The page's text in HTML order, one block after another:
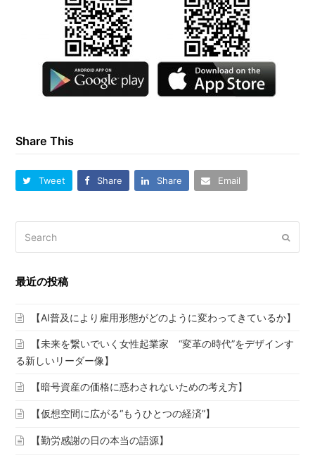
Share This
Tweet Share Share Email
最近の投稿
【AI普及により雇用形態がどのように変わってきているか】
【未来を繋いでいく女性起業家 “変革の時代”をデザインす
る新しいリーダー像】
【暗号資産の価格に惑わされないための考え方】
【仮想空間に広がる“もうひとつの経済”】
【勤労感謝の日の本当の語源】